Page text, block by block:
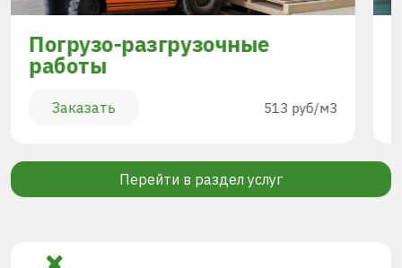
Погрузо-разгрузочные
работы
Заказать 513 руб/м3
Перейти в раздел услуг